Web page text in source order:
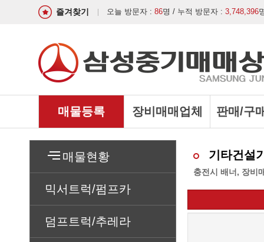
즐겨찾기 오늘 방문자 : 86명 / 누적 방문자 : 3,748,396
매물등록 장비매매업체 판매/구
매물현황
믹서트럭/펌프카
덤프트럭/추레라
기타건설
충전시 배너, 장비